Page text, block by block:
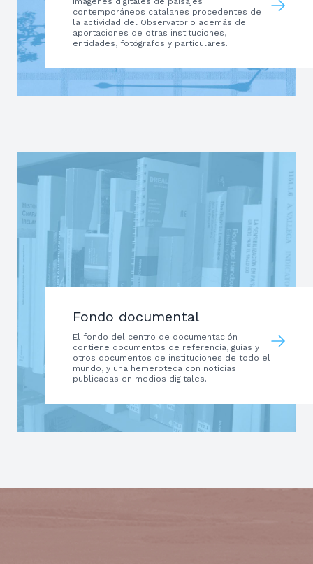
contemporáneos catalanes procedentes de
la actividad del Observatorio además de
aportaciones de otras instituciones,
entidades, fotógrafos y particulares.
Fondo documental
El fondo del centro de documentación
contiene documentos de referencia, guías y
otros documentos de instituciones de todo el
mundo, y una hemeroteca con noticias
publicadas en medios digitales.